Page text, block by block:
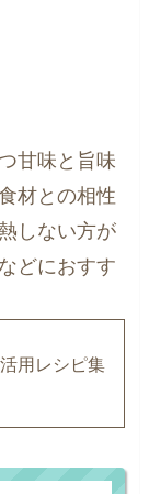
甘味と旨味
材との相性
しない方が
どにおすす
用レシピ集